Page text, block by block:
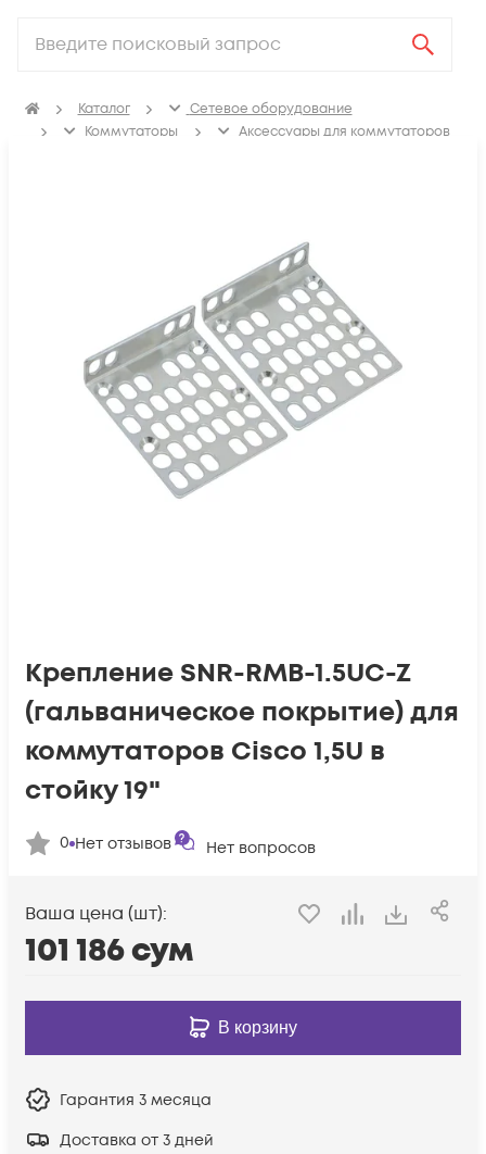
Каталог
Сетевое оборудование
Коммутаторы
Аксессуары для коммутаторов
Крепление SNR-RMB-1.5UC-Z
(гальваническое покрытие) для
коммутаторов Cisco 1,5U в
стойку 19"
0 Нет отзывов Нет вопросов
Ваша цена (шт):
101 186сум
В корзину
Гарантия 3 месяца
Доставка от 3 дней